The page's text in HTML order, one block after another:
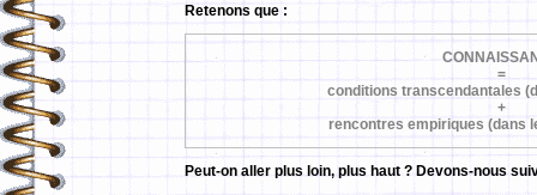
Retenons que :
=
conditions transcendantales
+
rencontres empiriques (dans
Peut-on aller plus loin, plus haut ? Devons-nous